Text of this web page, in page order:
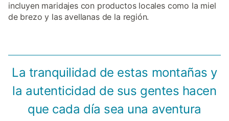
incluyen maridajes con productos locales como la miel
de brezo y las avellanas de la región.
La tranquilidad de estas montañas y
la autenticidad de sus gentes hacen
que cada día sea una aventura